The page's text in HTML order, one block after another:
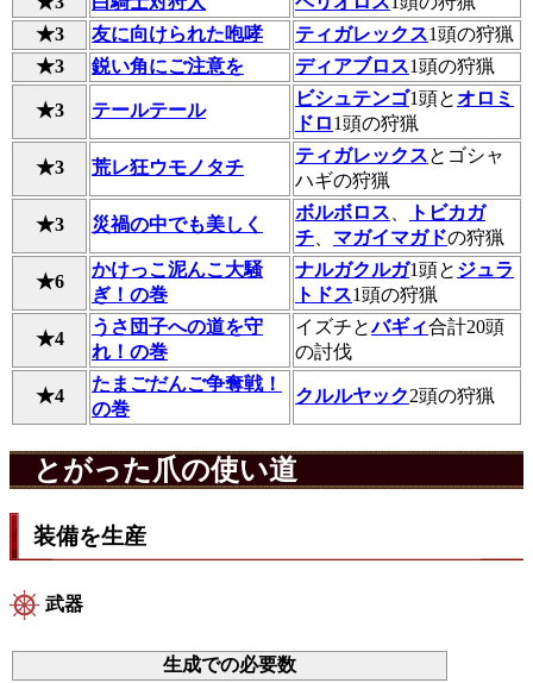
★3
友に向けられた咆哮 ティガレックス1頭の狩猟
★3
鋭い角にご注意を ディアブロス1頭の狩猟
★3 テールテール
ビシュテンゴ1頭とオロミ
ドロ1頭の狩猟
★3 荒レ狂ウモノタチ
ティガレックスとゴシャ
ハギの狩猟
★3 災禍の中でも美しく
ボルボロス、
トビカガ
チ、 マガイマガドの狩猟
★6
かけっこ泥んこ大騒
ぎ！の巻
ナルガクルガ1頭と ジュラ
トドス1頭の狩猟
★4
うさ団子への道を守
れ！の巻
イズチとバギィ合計20頭
の討伐
★4
たまごだんご争奪戦！
の巻
クルルヤック2頭の狩猟
とがった爪の使い道
装備を生産
武器
生成での必要数